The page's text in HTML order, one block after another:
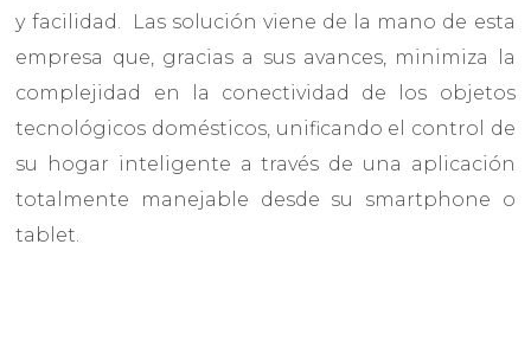
y facilidad. Las solución viene de la mano de esta
empresa que, gracias a sus avances, minimiza la
complejidad en la conectividad de los objetos
tecnológicos domésticos, unificando el control de
su hogar inteligente a través de una aplicación
totalmente manejable desde su smartphone o
tablet.